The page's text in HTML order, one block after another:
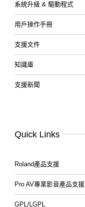
系統升級 & 驅動程式
用戶操作手冊
支援文件
知識庫
支援新聞
Quick Links
Roland產品支援
Pro AV專業影音產品支援
GPL/LGPL